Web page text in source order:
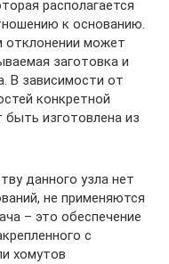
располагается
к основанию.
отклонении может
заготовка и
В зависимости от
конкретной
изготовлена из
данного узла нет
не применяются
– это обеспечение
с
хомутов